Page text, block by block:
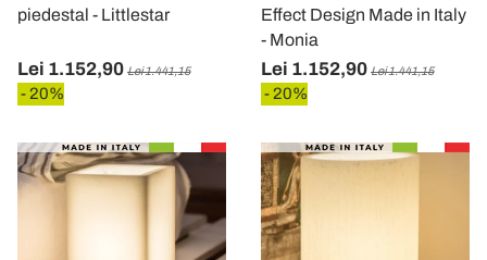
piedestal - Littlestar
Lei 1.152,90 Lei 1.441,15
- 20%
Effect Design Made in Italy
- Monia
Lei 1.152,90 Lei 1.441,15
- 20%